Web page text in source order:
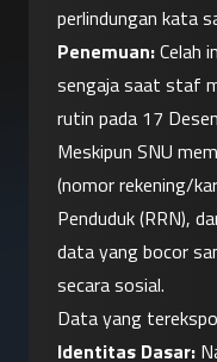
perlindungan kata
Penemuan: Celah
sengaja saat staf
rutin pada 17
Meskipun SNU
(nomor rekening/
Penduduk (RRN),
data yang bocor
secara sosial.
Data yang
Identitas Dasar: